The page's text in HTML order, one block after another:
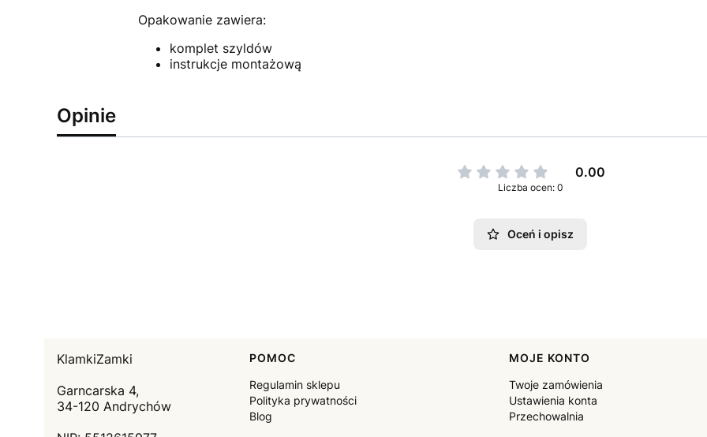
Opakowanie zawiera:
komplet szyldów
instrukcje montażową
Opinie
0.00
Liczba ocen: 0
Oceń i opisz
KlamkiZamki
Garncarska 4,
34-120 Andrychów
Linki w stopce
POMOC
Regulamin sklepu
Polityka prywatności
Blog
MOJE KONTO
Twoje zamówienia
Ustawienia konta
Przechowalnia